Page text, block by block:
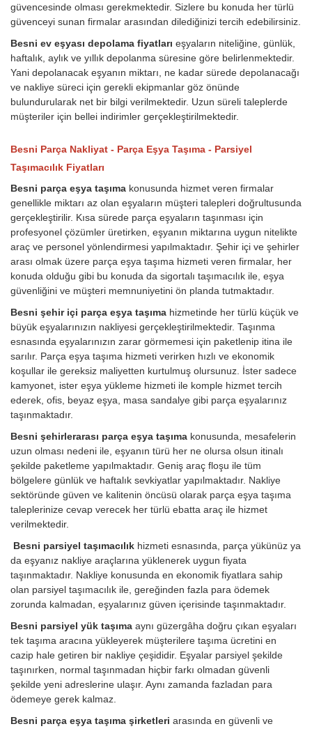
güvencesinde olması gerekmektedir. Sizlere bu konuda her türlü
güvenceyi sunan firmalar arasından dilediğinizi tercih edebilirsiniz.
Besni ev eşyası depolama fiyatları eşyaların niteliğine, günlük,
haftalık, aylık ve yıllık depolanma süresine göre belirlenmektedir.
Yani depolanacak eşyanın miktarı, ne kadar sürede depolanacağı
ve nakliye süreci için gerekli ekipmanlar göz önünde
bulundurularak net bir bilgi verilmektedir. Uzun süreli taleplerde
müşteriler için bellei indirimler gerçekleştirilmektedir.
Besni Parça Nakliyat - Parça Eşya Taşıma - Parsiyel
Taşımacılık Fiyatları
Besni parça eşya taşıma konusunda hizmet veren firmalar
genellikle miktarı az olan eşyaların müşteri talepleri doğrultusunda
gerçekleştirilir. Kısa sürede parça eşyaların taşınması için
profesyonel çözümler üretirken, eşyanın miktarına uygun nitelikte
araç ve personel yönlendirmesi yapılmaktadır. Şehir içi ve şehirler
arası olmak üzere parça eşya taşıma hizmeti veren firmalar, her
konuda olduğu gibi bu konuda da sigortalı taşımacılık ile, eşya
güvenliğini ve müşteri memnuniyetini ön planda tutmaktadır.
Besni şehir içi parça eşya taşıma hizmetinde her türlü küçük ve
büyük eşyalarınızın nakliyesi gerçekleştirilmektedir. Taşınma
esnasında eşyalarınızın zarar görmemesi için paketlenip itina ile
sarılır. Parça eşya taşıma hizmeti verirken hızlı ve ekonomik
koşullar ile gereksiz maliyetten kurtulmuş olursunuz. İster sadece
kamyonet, ister eşya yükleme hizmeti ile komple hizmet tercih
ederek, ofis, beyaz eşya, masa sandalye gibi parça eşyalarınız
taşınmaktadır.
Besni şehirlerarası parça eşya taşıma konusunda, mesafelerin
uzun olması nedeni ile, eşyanın türü her ne olursa olsun itinalı
şekilde paketleme yapılmaktadır. Geniş araç floşu ile tüm
bölgelere günlük ve haftalık sevkiyatlar yapılmaktadır. Nakliye
sektöründe güven ve kalitenin öncüsü olarak parça eşya taşıma
taleplerinize cevap verecek her türlü ebatta araç ile hizmet
verilmektedir.
Besni parsiyel taşımacılık hizmeti esnasında, parça yükünüz ya
da eşyanız nakliye araçlarına yüklenerek uygun fiyata
taşınmaktadır. Nakliye konusunda en ekonomik fiyatlara sahip
olan parsiyel taşımacılık ile, gereğinden fazla para ödemek
zorunda kalmadan, eşyalarınız güven içerisinde taşınmaktadır.
Besni parsiyel yük taşıma aynı güzergâha doğru çıkan eşyaları
tek taşıma aracına yükleyerek müşterilere taşıma ücretini en
cazip hale getiren bir nakliye çeşididir. Eşyalar parsiyel şekilde
taşınırken, normal taşınmadan hiçbir farkı olmadan güvenli
şekilde yeni adreslerine ulaşır. Aynı zamanda fazladan para
ödemeye gerek kalmaz.
Besni parça eşya taşıma şirketleri arasında en güvenli ve